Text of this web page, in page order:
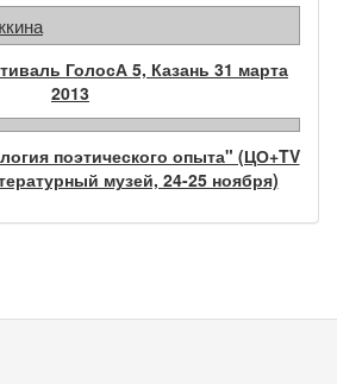
ГолосА 5, Казань 31 марта
2013
поэтического опыта" (ЦО+TV
музей, 24-25 ноября)